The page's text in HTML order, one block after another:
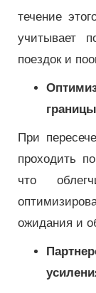
течение
учитывает
поездок и
границы
При
проходить
что
ожидания и